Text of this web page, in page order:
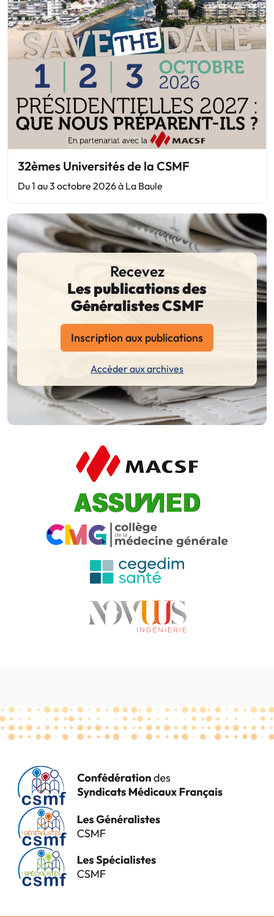
32èmes Universités de la CSMF
Du 1 au 3 octobre 2026 à La Baule
Recevez
Les publications des
Généralistes CSMF
Inscription aux publications
Accéder aux archives